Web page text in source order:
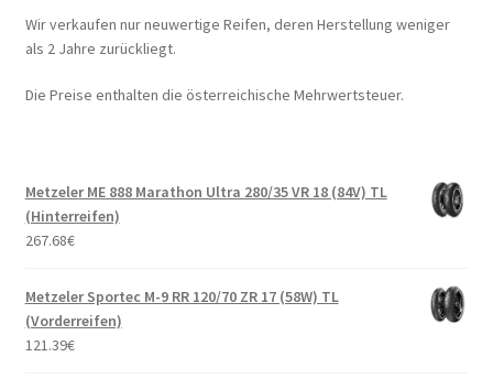
Wir verkaufen nur neuwertige Reifen, deren Herstellung weniger
als 2 Jahre zurückliegt.
Die Preise enthalten die österreichische Mehrwertsteuer.
Metzeler ME 888 Marathon Ultra 280/35 VR 18 (84V) TL
(Hinterreifen)
267.68€
Metzeler Sportec M-9 RR 120/70 ZR 17 (58W) TL
(Vorderreifen)
121.39€